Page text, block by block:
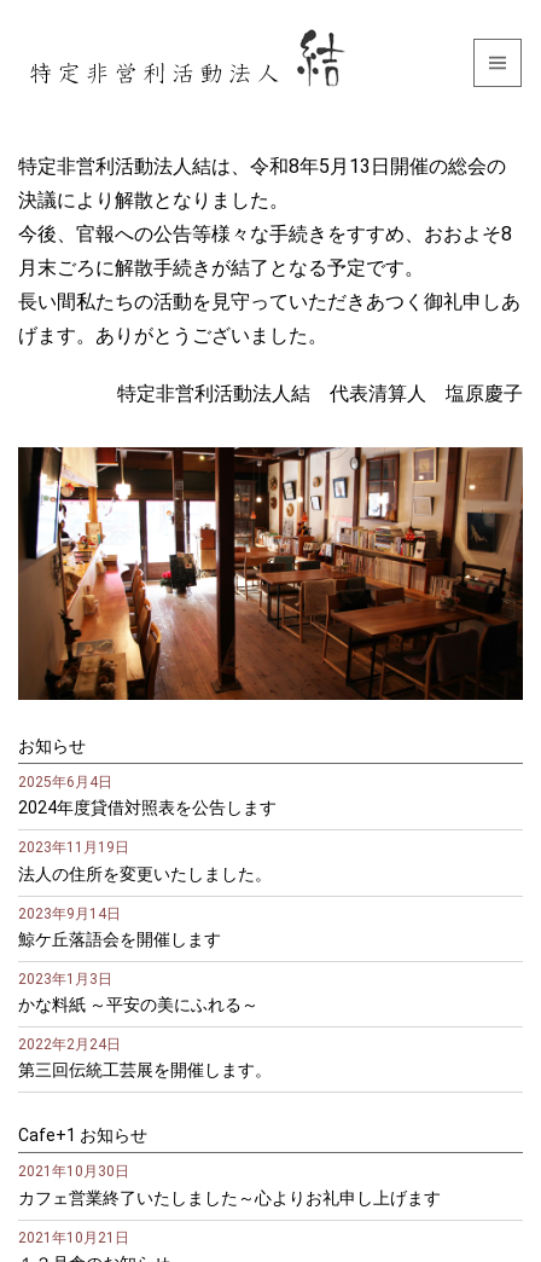
特定非営利活動法人結は、令和8年5月13日開催の総会の
決議により解散となりました。
今後、官報への公告等様々な手続きをすすめ、おおよそ8
月末ごろに解散手続きが結了となる予定です。
長い間私たちの活動を見守っていただきあつく御礼申しあ
げます。ありがとうございました。
特定非営利活動法人結 代表清算人 塩原慶子
お知らせ
2025年6月4日
2024年度貸借対照表を公告します
2023年11月19日
法人の住所を変更いたしました。
2023年9月14日
鯨ケ丘落語会を開催します
2023年1月3日
かな料紙 ～平安の美にふれる～
2022年2月24日
第三回伝統工芸展を開催します。
Cafe+1 お知らせ
2021年10月30日
カフェ営業終了いたしました～心よりお礼申し上げます
2021年10月21日